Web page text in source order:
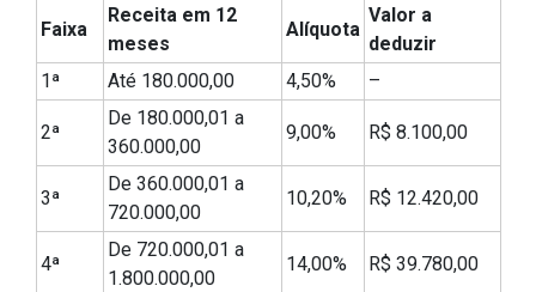
Faixa
Receita em 12
meses
Alíquota
Valor a
deduzir
1ª
Até 180.000,00 4,50% –
2ª
De 180.000,01 a
360.000,00
9,00% R$ 8.100,00
3ª
De 360.000,01 a
720.000,00
10,20% R$ 12.420,00
4ª
De 720.000,01 a
1.800.000,00
14,00% R$ 39.780,00